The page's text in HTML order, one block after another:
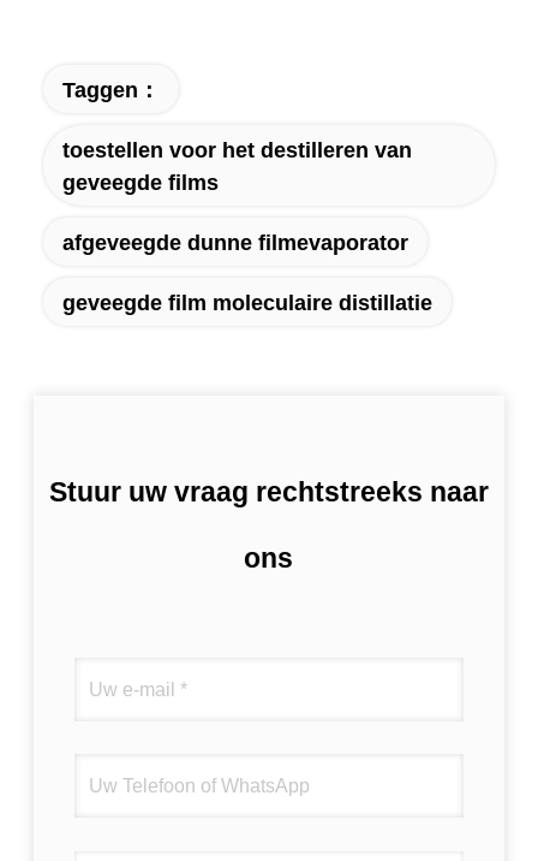
Taggen：
toestellen voor het destilleren van
geveegde films
afgeveegde dunne filmevaporator
geveegde film moleculaire distillatie
Stuur uw vraag rechtstreeks naar
ons